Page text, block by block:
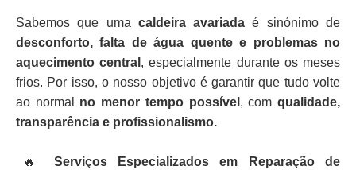
Sabemos que uma caldeira avariada é sinónimo de
desconforto, falta de água quente e problemas no
aquecimento central , especialmente durante os meses
frios. Por isso, o nosso objetivo é garantir que tudo volte
ao normal no menor tempo possível , comqualidade,
transparência e profissionalismo.
🔥
Serviços Especializados em Reparação de